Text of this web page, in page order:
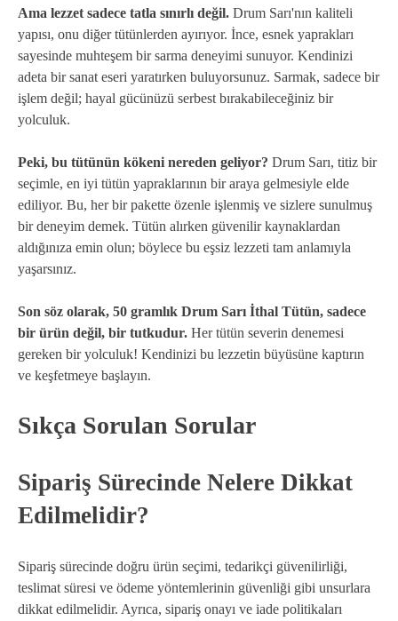
Ama lezzet sadece tatla sınırlı değil. Drum Sarı'nın kaliteli
yapısı, onu diğer tütünlerden ayırıyor. İnce, esnek yaprakları
sayesinde muhteşem bir sarma deneyimi sunuyor. Kendinizi
adeta bir sanat eseri yaratırken buluyorsunuz. Sarmak, sadece bir
işlem değil; hayal gücünüzü serbest bırakabileceğiniz bir
yolculuk.
Peki, bu tütünün kökeni nereden geliyor? Drum Sarı, titiz bir
seçimle, en iyi tütün yapraklarının bir araya gelmesiyle elde
ediliyor. Bu, her bir pakette özenle işlenmiş ve sizlere sunulmuş
bir deneyim demek. Tütün alırken güvenilir kaynaklardan
aldığınıza emin olun; böylece bu eşsiz lezzeti tam anlamıyla
yaşarsınız.
Son söz olarak, 50 gramlık Drum Sarı İthal Tütün, sadece
bir ürün değil, bir tutkudur. Her tütün severin denemesi
gereken bir yolculuk! Kendinizi bu lezzetin büyüsüne kaptırın
ve keşfetmeye başlayın.
Sıkça Sorulan Sorular
Sipariş Sürecinde Nelere Dikkat
Edilmelidir?
Sipariş sürecinde doğru ürün seçimi, tedarikçi güvenilirliği,
teslimat süresi ve ödeme yöntemlerinin güvenliği gibi unsurlara
dikkat edilmelidir. Ayrıca, sipariş onayı ve iade politikaları